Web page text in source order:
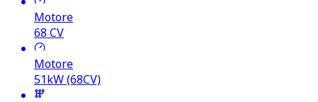
Motore
68 CV
Motore
51kW (68CV)